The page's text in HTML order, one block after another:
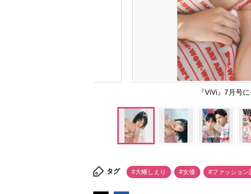
『ViVi』7月号
タグ #大幡しえり #女優 #ファッション